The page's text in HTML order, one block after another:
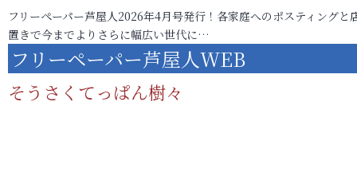
フリーペーパー芦屋人2026年4月号発行！各家庭へのポスティングと
置きで今までよりさらに幅広い世代に…
フリーペーパー芦屋人WEB
そうさくてっぱん樹々